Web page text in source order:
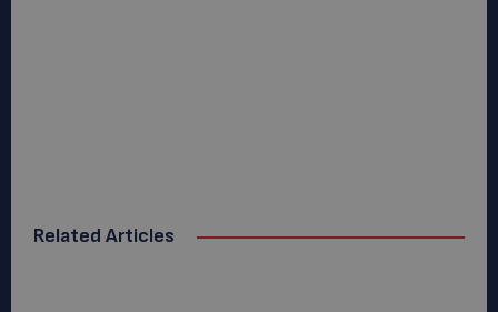
Related Articles